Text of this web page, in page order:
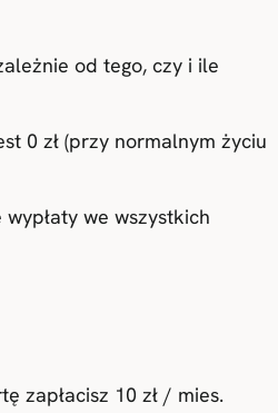
od tego, czy i ile
0 zł (przy normalnym życiu
we wszystkich
zapłacisz 10 zł / mies.